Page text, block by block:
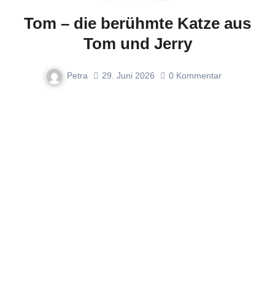
Tom – die berühmte Katze aus
Tom und Jerry
Petra 29. Juni 2026 0 Kommentar